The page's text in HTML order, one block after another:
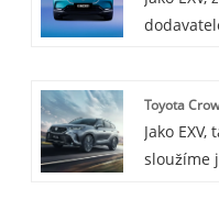
e:NS1 je
navržen
Toyota
Jako
sloužíme